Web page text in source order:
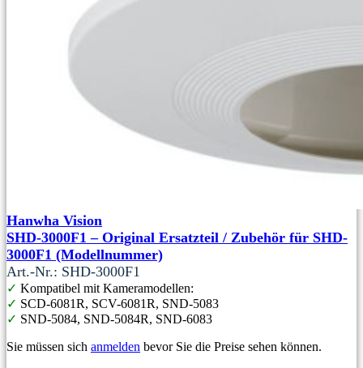
Hanwha Vision
SHD-3000F1 – Original Ersatzteil / Zubehör für SHD-
3000F1 (Modellnummer)
Art.-Nr.: SHD-3000F1
✓ Kompatibel mit Kameramodellen:
✓ SCD-6081R, SCV-6081R, SND-5083
✓ SND-5084, SND-5084R, SND-6083
Sie müssen sich anmelden bevor Sie die Preise sehen können.